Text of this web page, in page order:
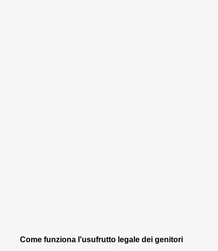
Come funziona l'usufrutto legale dei genitori